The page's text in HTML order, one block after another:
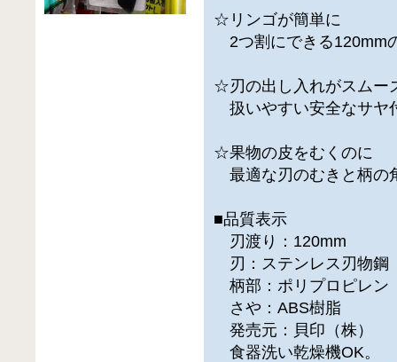
☆リンゴが簡単に
2つ割にできる120mm
☆刃の出し入れがスムー
扱いやすい安全なサヤ
☆果物の皮をむくのに
最適な刃のむきと柄の
■品質表示
刃渡り：120mm
刃：ステンレス刃物鋼
柄部：ポリプロピレン
さや：ABS樹脂
発売元：貝印（株）
食器洗い乾燥機OK。